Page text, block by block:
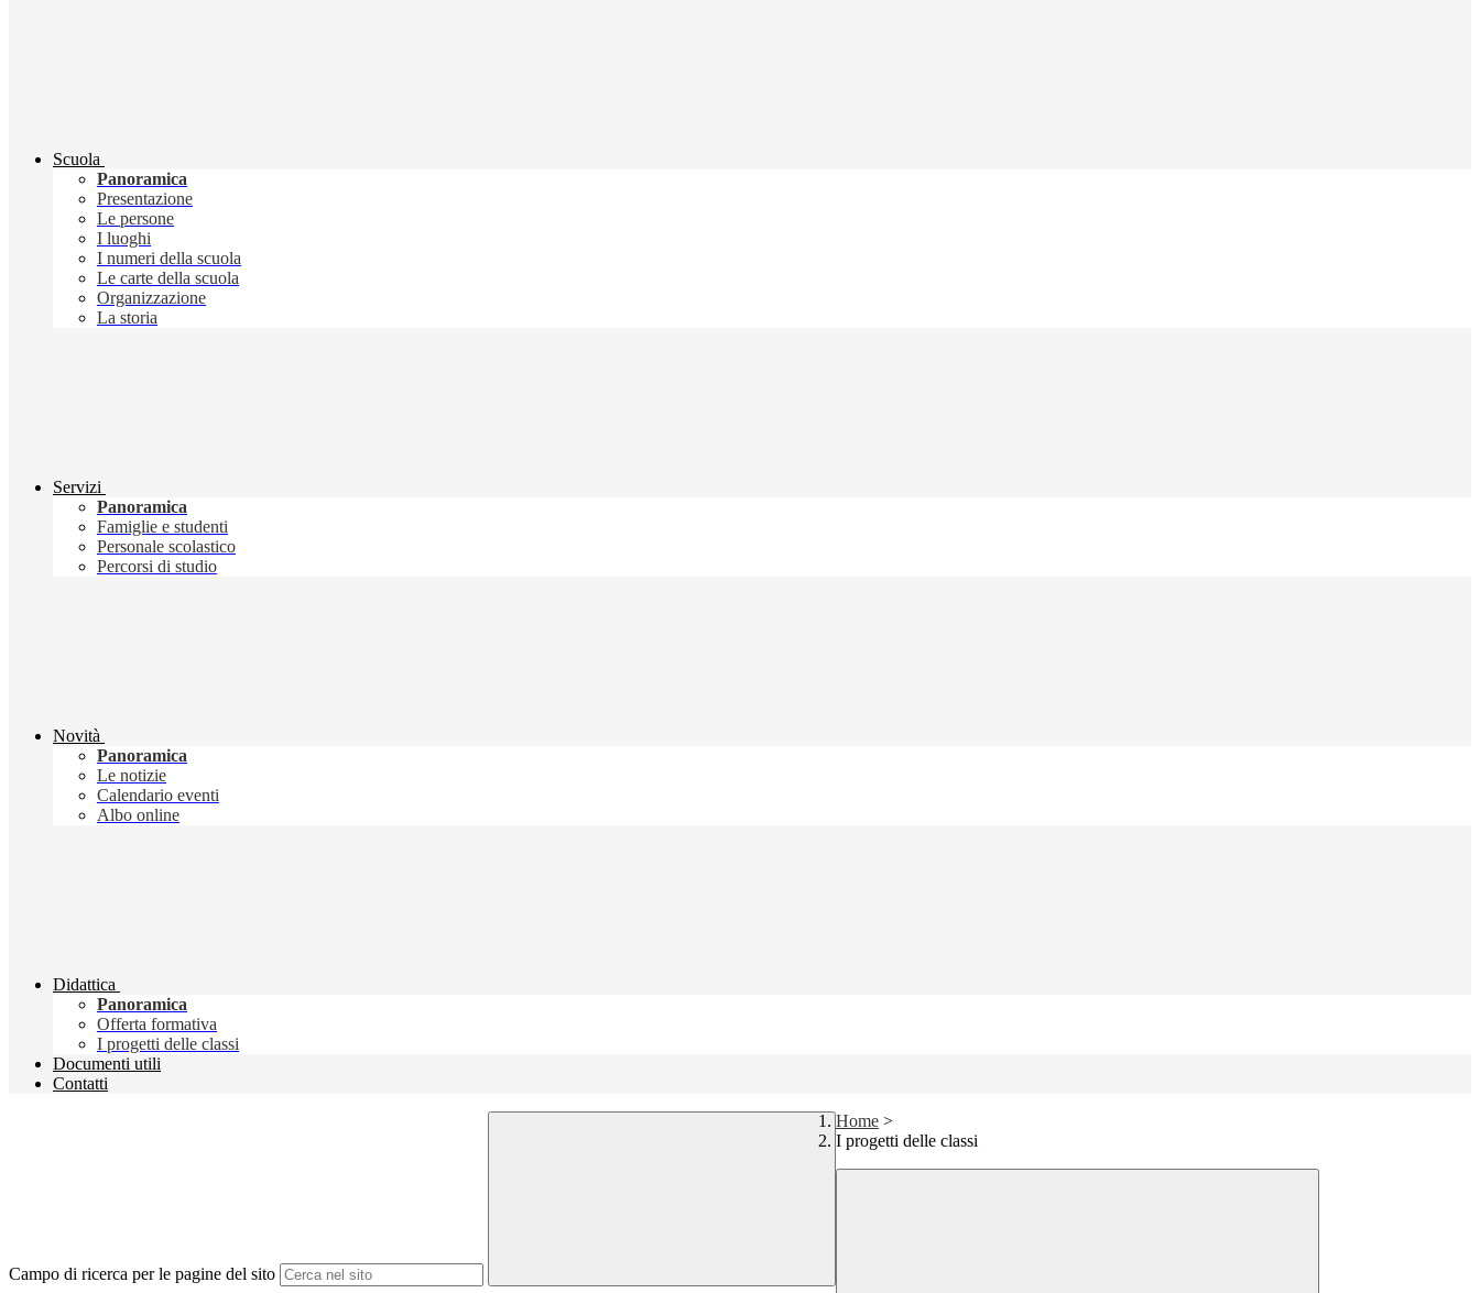
Scuola
Panoramica
Presentazione
Le persone
I luoghi
I numeri della scuola
Le carte della scuola
Organizzazione
La storia
Servizi
Panoramica
Famiglie e studenti
Personale scolastico
Percorsi di studio
Novità
Panoramica
Le notizie
Calendario eventi
Albo online
Didattica
Panoramica
Offerta formativa
I progetti delle classi
Documenti utili
Contatti
Campo di ricerca per le pagine del sito
Home >
I progetti delle classi